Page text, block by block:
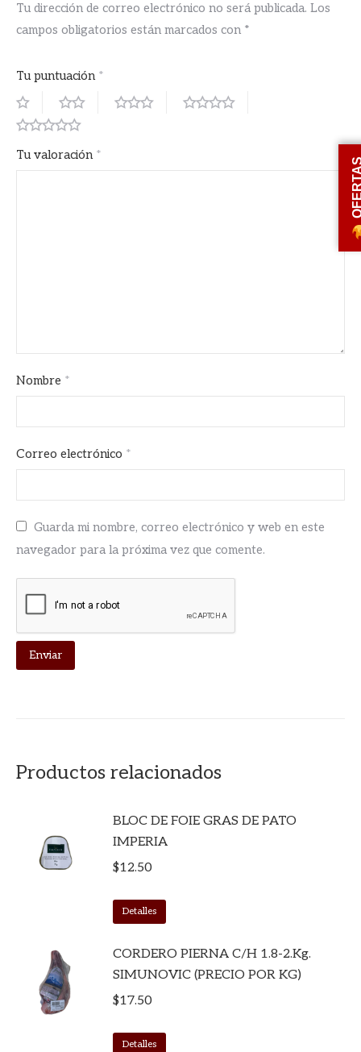
Tu dirección de correo electrónico no será publicada. Los
campos obligatorios están marcados con *
Tu puntuación *
Tu valoración *
Nombre *
Correo electrónico *
Guarda mi nombre, correo electrónico y web en este
navegador para la próxima vez que comente.
Productos relacionados
BLOC DE FOIE GRAS DE PATO
IMPERIA
$12.50
Detalles
CORDERO PIERNA C/H 1.8-2.kg.
SIMUNOVIC (PRECIO POR KG)
$17.50
Detalles